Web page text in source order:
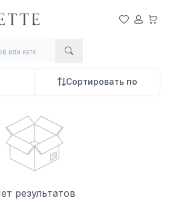
МоиМойМоя
Сортировать по
результатов